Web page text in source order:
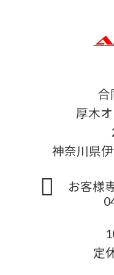
合
厚木
神奈川県
お客様
定